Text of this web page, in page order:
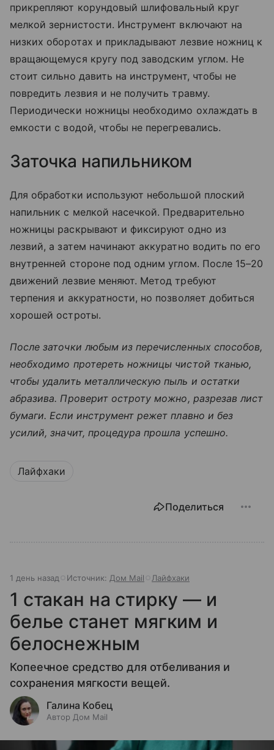
прикрепляют корундовый шлифовальный круг
мелкой зернистости. Инструмент включают на
низких оборотах и прикладывают лезвие ножниц к
вращающемуся кругу под заводским углом. Не
стоит сильно давить на инструмент, чтобы не
повредить лезвия и не получить травму.
Периодически ножницы необходимо охлаждать в
емкости с водой, чтобы не перегревались.
Заточка напильником
Для обработки используют небольшой плоский
напильник с мелкой насечкой. Предварительно
ножницы раскрывают и фиксируют одно из
лезвий, а затем начинают аккуратно водить по его
внутренней стороне под одним углом. После 15–20
движений лезвие меняют. Метод требуют
терпения и аккуратности, но позволяет добиться
хорошей остроты.
После заточки любым из перечисленных способов,
необходимо протереть ножницы чистой тканью,
чтобы удалить металлическую пыль и остатки
абразива. Проверит остроту можно, разрезав лист
бумаги. Если инструмент режет плавно и без
усилий, значит, процедура прошла успешно.
Лайфхаки
Поделиться
1 день назад Источник: Дом Mail Лайфхаки
1 стакан на стирку — и
белье станет мягким и
белоснежным
Копеечное средство для отбеливания и
сохранения мягкости вещей.
Галина Кобец
Автор Дом Mail